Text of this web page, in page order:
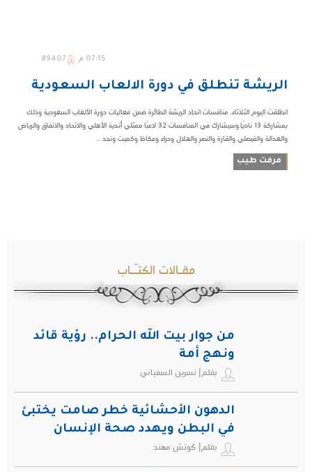
07:15 م 89407
الريشة تنطلق في دورة الالعاب السعودية
انطلقت اليوم الثلاثاء، منافسات اتحاد الريشة الطائرة ضمن فعاليات دورة الألعاب السعودية وذلك
بمشاركة ١٣ ناديًا.وسيشارك في المنافسات ٣٢ لاعبًا ممثلي أندية الأهلي والاتحاد والاتفاق والرياض
والعدالة والفيصلي والقارة والنصر والهلال وحراء وعكاظ وكميت ونجد ...
مرفت طيب
مقـالات الكتـّـاب
من جوار بيت الله الحرام.. رؤية قائد
ونهج أمة
بقلم| نسرين السفياني
الدهون الأحشائية خطر صامت يختبئ
في البطن ويهدد صحة الإنسان
بقلم| كوتش مهند